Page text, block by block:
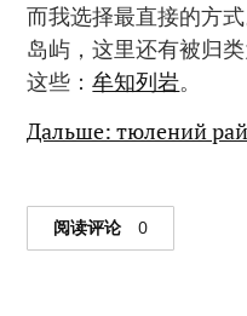
而我选择最直接的方
岛屿，这里还有被归
这些：牟知列岩。
Дальше: тюлений
阅读评论 0